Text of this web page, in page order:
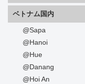
ベトナム国内
@Sapa
@Hanoi
@Hue
@Danang
@Hoi An